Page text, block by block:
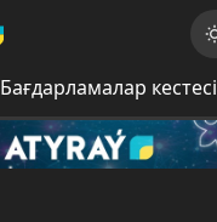
Бағдарламалар кестесі